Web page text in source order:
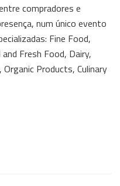
compradores e
num único evento
Fine Food,
Fresh Food, Dairy,
Products, Culinary